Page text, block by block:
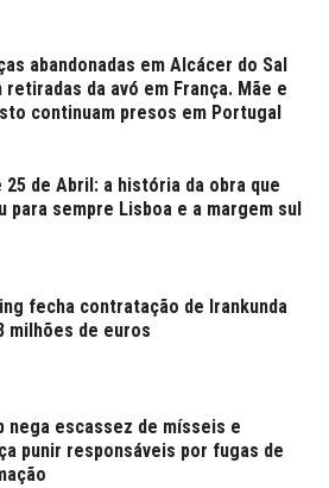
abandonadas em Alcácer do Sal
retiradas da avó em França. Mãe e
continuam presos em Portugal
25 de Abril: a história da obra que
para sempre Lisboa e a margem sul
fecha contratação de Irankunda
milhões de euros
nega escassez de mísseis e
punir responsáveis por fugas de